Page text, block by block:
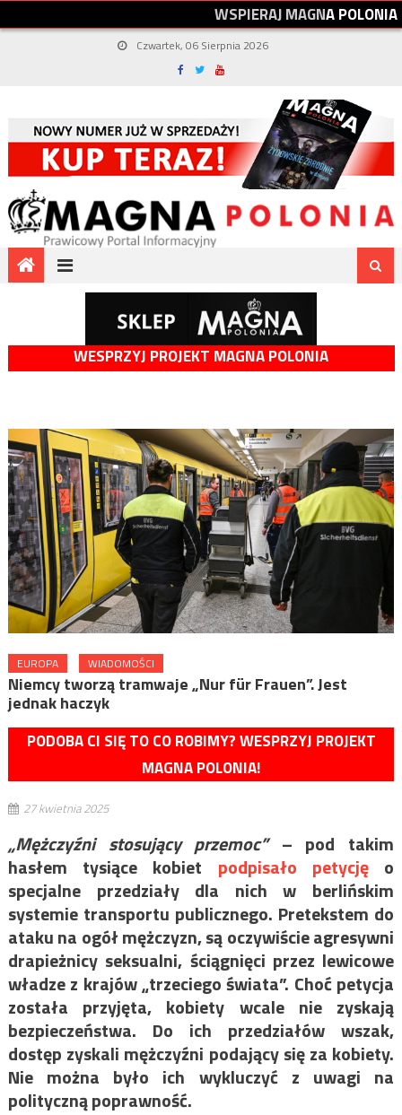
WSPIERAJMAGNAPOLONIA
Czwartek, 06 Sierpnia 2026
WESPRZYJ PROJEKT MAGNA POLONIA
EUROPA WIADOMOŚCI
Niemcy tworzą tramwaje „Nur für Frauen”. Jest
jednak haczyk
PODOBA CI SIĘ TO CO ROBIMY? WESPRZYJ PROJEKT
MAGNA POLONIA!
27 kwietnia 2025
„Mężczyźni stosujący przemoc”– pod takim
hasłem tysiące kobiet podpisało petycjęo
specjalne przedziały dla nich w berlińskim
systemie transportu publicznego. Pretekstem do
ataku na ogół mężczyzn, są oczywiście agresywni
drapieżnicy seksualni, ściągnięci przez lewicowe
władze z krajów „trzeciego świata”. Choć petycja
została przyjęta, kobiety wcale nie zyskają
bezpieczeństwa. Do ich przedziałów wszak,
dostęp zyskali mężczyźni podający się za kobiety.
Nie można było ich wykluczyć z uwagi na
polityczną poprawność.